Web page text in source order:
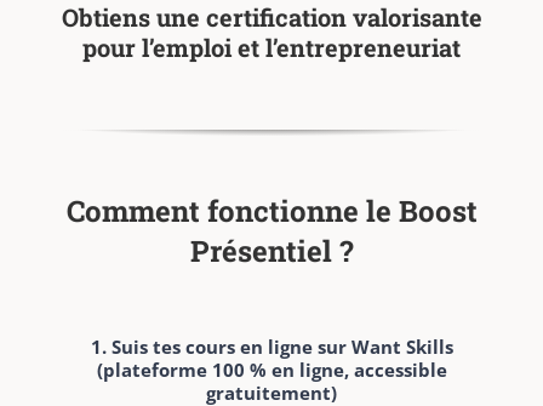
Obtiens une certification valorisante
pour l’emploi et l’entrepreneuriat
Comment fonctionne le Boost
Présentiel ?
1. Suis tes cours en ligne sur Want Skills
(plateforme 100 % en ligne, accessible
gratuitement)